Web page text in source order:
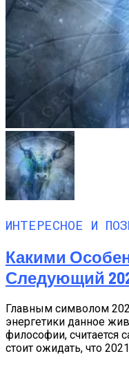
ИНТЕРЕСНОЕ И
Какими
Следующий
Главным символом
энергетики данное
философии, считается
стоит ожидать, что